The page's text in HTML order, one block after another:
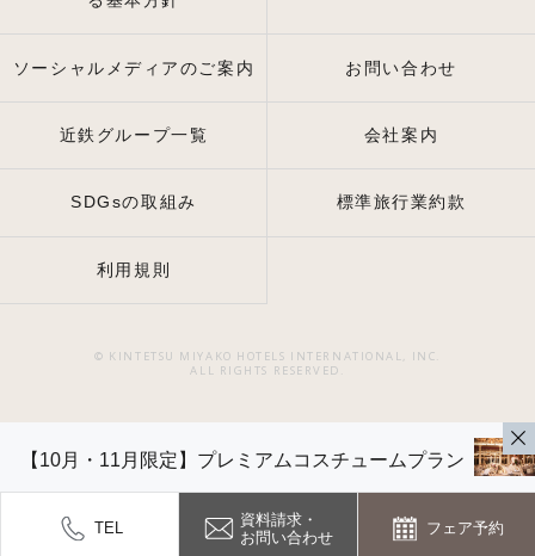
ソーシャルメディアのご案内 お問い合わせ
近鉄グループ一覧 会社案内
SDGsの取組み 標準旅行業約款
利用規則
© KINTETSU MIYAKO HOTELS INTERNATIONAL, INC.
ALL RIGHTS RESERVED.
【10月・11月限定】プレミアムコスチュームプラン
TEL
資料請求・
お問い合わせ
フェア予約